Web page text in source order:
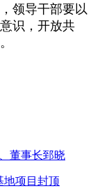
领导干部要以
识，开放共
董事长郅晓
地项目封顶